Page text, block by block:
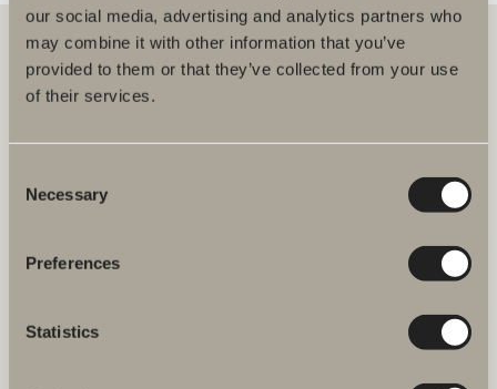
our social media, advertising and analytics partners who
may combine it with other information that you’ve
provided to them or that they’ve collected from your use
of their services.
Selection
Necessary
Preferences
Statistics
Hos oss hittar du allt för hela badrummet. Från badrumsmöbler,
Verkstadsvägen 1
Svedbergs kundservice.